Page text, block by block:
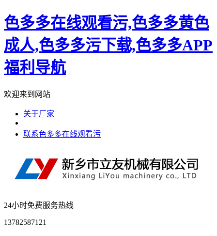
色多多在线观看污,色多多黄色
成人,色多多污下载,色多多APP
福利导航
欢迎来到网站
关于厂家
|
联系色多多在线观看污
24小时免费服务热线
13782587121